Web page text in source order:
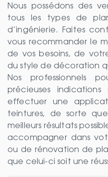
Nous possédons des
tous les types de
d’ingénierie. Faites
vous recommander le
de vos besoins, de
du style de décoration
Nos professionnels
précieuses
effectuer une
teintures, de sorte
meilleurs résultats
accompagner dans
ou de rénovation de
que celui-ci soit une